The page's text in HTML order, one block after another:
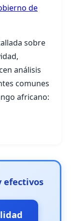
de
sobre
análisis
comunes
africano:
efectivos